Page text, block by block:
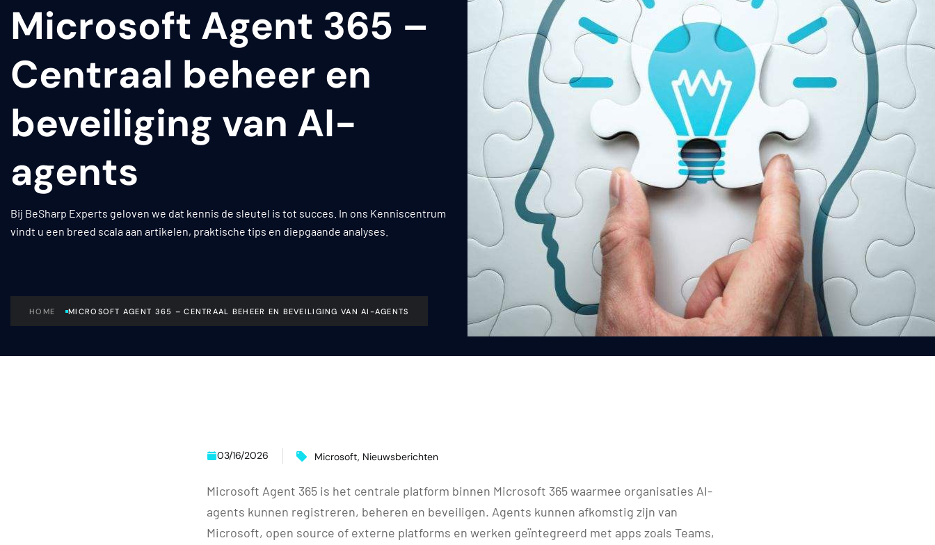
Microsoft Agent 365 –
Centraal beheer en
beveiliging van AI-
agents
Bij BeSharp Experts geloven we dat kennis de sleutel is tot succes. In ons Kenniscentrum
vindt u een breed scala aan artikelen, praktische tips en diepgaande analyses.
HOME MICROSOFT AGENT 365 – CENTRAAL BEHEER EN BEVEILIGING VAN AI-AGENTS
03/16/2026 Microsoft, Nieuwsberichten
Microsoft Agent 365 is het centrale platform binnen Microsoft 365 waarmee organisaties AI-
agents kunnen registreren, beheren en beveiligen. Agents kunnen afkomstig zijn van
Microsoft, open source of externe platforms en werken geïntegreerd met apps zoals Teams,